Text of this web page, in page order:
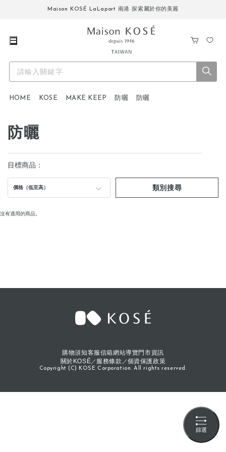
Maison KOSÉ LaLaport 南港 探索屬於你的美麗
HOME KOSE MAKE KEEP 防曬 防曬
篩選
防曬
目標商品：
價格（低至高） 類別搜尋
沒有適用的商品。
購物須知客服信箱網站導覽門市資訊
關於KOSÉ
服務條款 個資保護政策
Copyright (C) KOSE Corporation. All rights reserved.